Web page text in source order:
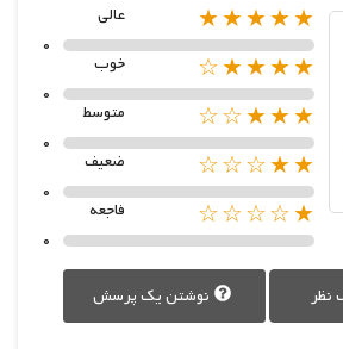
★★★★★
عالی
0
★★★★☆
خوب
0
★★★☆☆
متوسط
0
★★☆☆☆
ضعیف
0
★☆☆☆☆
فاجعه
0
نظر نوشتن یک پرسش